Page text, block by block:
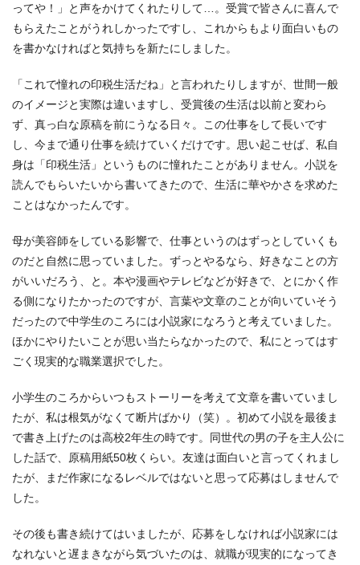
ってや！」と声をかけてくれたりして…。受賞で皆さんに喜んで
もらえたことがうれしかったですし、これからもより面白いもの
を書かなければと気持ちを新たにしました。
「これで憧れの印税生活だね」と言われたりしますが、世間一般
のイメージと実際は違いますし、受賞後の生活は以前と変わら
ず、真っ白な原稿を前にうなる日々。この仕事をして長いです
し、今まで通り仕事を続けていくだけです。思い起こせば、私自
身は「印税生活」というものに憧れたことがありません。小説を
読んでもらいたいから書いてきたので、生活に華やかさを求めた
ことはなかったんです。
母が美容師をしている影響で、仕事というのはずっとしていくも
のだと自然に思っていました。ずっとやるなら、好きなことの方
がいいだろう、と。本や漫画やテレビなどが好きで、とにかく作
る側になりたかったのですが、言葉や文章のことが向いていそう
だったので中学生のころには小説家になろうと考えていました。
ほかにやりたいことが思い当たらなかったので、私にとってはす
ごく現実的な職業選択でした。
小学生のころからいつもストーリーを考えて文章を書いていまし
たが、私は根気がなくて断片ばかり（笑）。初めて小説を最後ま
で書き上げたのは高校2年生の時です。同世代の男の子を主人公に
した話で、原稿用紙50枚くらい。友達は面白いと言ってくれまし
たが、まだ作家になるレベルではないと思って応募はしませんで
した。
その後も書き続けてはいましたが、応募をしなければ小説家には
なれないと遅まきながら気づいたのは、就職が現実的になってき